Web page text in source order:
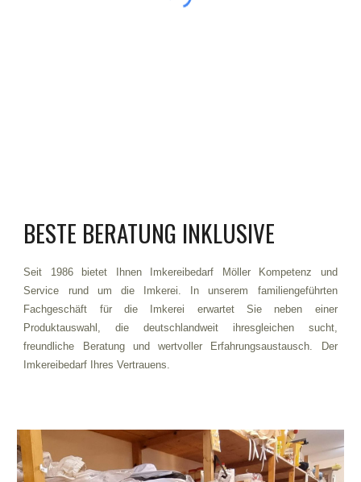
BESTE BERATUNG INKLUSIVE
Seit 1986 bietet Ihnen Imkereibedarf Möller Kompetenz und
Service rund um die Imkerei. In unserem familiengeführten
Fachgeschäft für die Imkerei erwartet Sie neben einer
Produktauswahl, die deutschlandweit ihresgleichen sucht,
freundliche Beratung und wertvoller Erfahrungsaustausch. Der
Imkereibedarf Ihres Vertrauens.